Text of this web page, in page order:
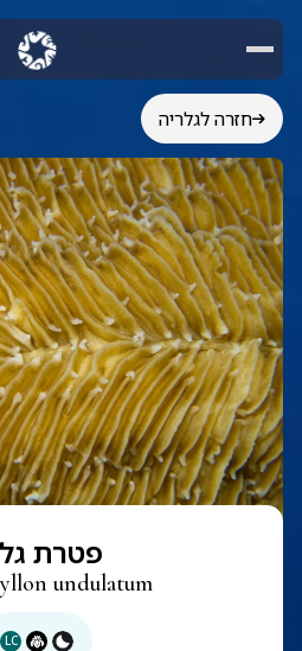
חזרה לגלריה
פטרת
undulatum
LC